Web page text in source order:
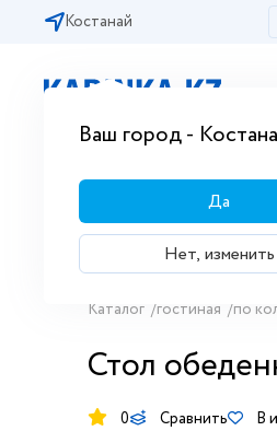
Костанай
Ваш город -
Да
Нет, изменить
Бесплатная доставка по
Сантехника
Каталог /гостиная /по
Стол
0 Сравнить В